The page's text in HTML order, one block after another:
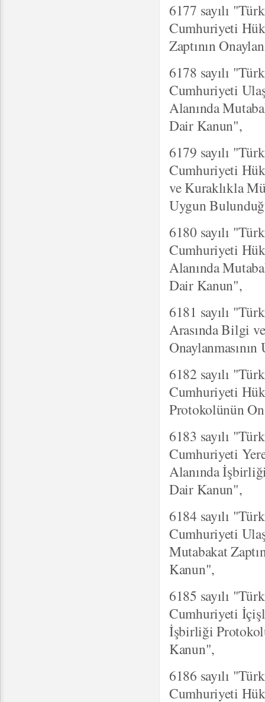
6177 sayılı
Cumhuriyeti
Zaptının
6178 sayılı
Cumhuriyeti
Alanında
Dair Kanun",
6179 sayılı
Cumhuriyeti
ve Kuraklıkla
Uygun
6180 sayılı
Cumhuriyeti
Alanında
Dair Kanun",
6181 sayılı
Arasında Bilgi
6182 sayılı
Cumhuriyeti
Protokolünün
6183 sayılı
Cumhuriyeti
Alanında
Dair Kanun",
6184 sayılı
Cumhuriyeti
Mutabakat
Kanun",
6185 sayılı
Cumhuriyeti
İşbirliği
Kanun",
6186 sayılı
Cumhuriyeti